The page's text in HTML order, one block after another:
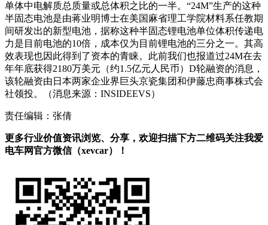
单体中电解质总质量或总体积之比的一半。“24M”生产的这种
半固态电池是由蒋业明博士在美国麻省理工学院材料系任教期
间研发出的新型电池，据称这种半固态锂电池单位体积传递电
力是目前电池的10倍，成本仅为目前锂电池的三分之一。其高
效表现也因此得到了资本的青睐。此前我们也报道过24M在去
年年底获得2180万美元（约1.5亿元人民币）D轮融资的消息，
该轮融资由日本两家企业界巨头京瓷集团和伊藤忠商事株式会
社领投。（消息来源：INSIDEEVS）
责任编辑：张倩
更多行业价值资讯浏览、分享，欢迎扫描下方二维码关注我爱
电车网官方微信（xevcar）！